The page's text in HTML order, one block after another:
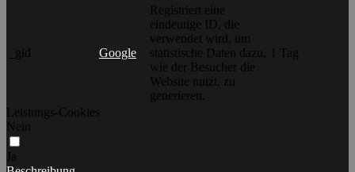
_gid Google
Registriert eine
eindeutige ID, die
verwendet wird, um
statistische Daten dazu,
wie der Besucher die
Website nutzt, zu
generieren.
1 Tag
Leistungs-Cookies
Nein
Ja